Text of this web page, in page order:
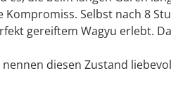
Selbst nach 8
gereiftem Wagyu erlebt.
diesen Zustand